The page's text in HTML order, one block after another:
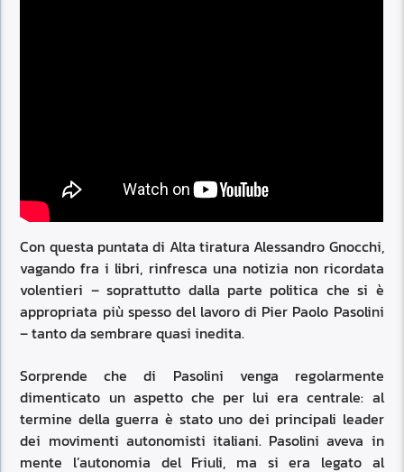
Con questa puntata di Alta tiratura Alessandro Gnocchi,
vagando fra i libri, rinfresca una notizia non ricordata
volentieri – soprattutto dalla parte politica che si è
appropriata più spesso del lavoro di Pier Paolo Pasolini
– tanto da sembrare quasi inedita.
Sorprende che di Pasolini venga regolarmente
dimenticato un aspetto che per lui era centrale: al
termine della guerra è stato uno dei principali leader
dei movimenti autonomisti italiani. Pasolini aveva in
mente l’autonomia del Friuli, ma si era legato al